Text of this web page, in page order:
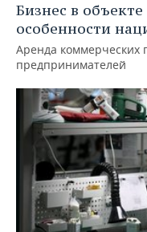
Бизнес в
особенности
Аренда коммерческих
предпринимателей